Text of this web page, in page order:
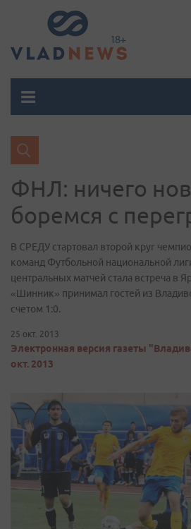
ФНЛ: ничего
боремся с
В СРЕДУ стартовал второй круг
команд Футбольной национальной
центральных матчей стала встреча в
«Шинник» принимал гостей из
счетом 1:0.
25 окт. 2013
Электронная версия газеты
окт. 2013